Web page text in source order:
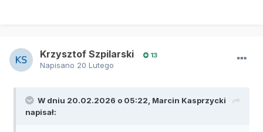
Krzysztof Szpilarski 13
Napisano 20 Lutego
W dniu 20.02.2026 o 05:22, Marcin Kasprzycki
napisał: